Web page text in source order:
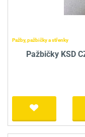
Pažby, pažbičky a střenky
Pažbičky KSD